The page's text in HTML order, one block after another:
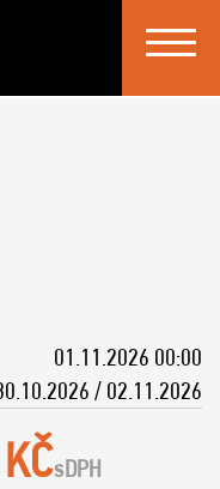
Toggle
01.11.2026 00:00
/ 02.11.2026
sDPH